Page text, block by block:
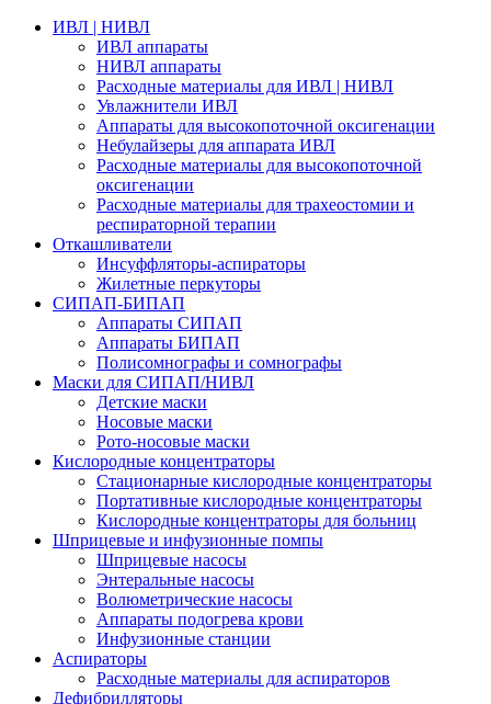
ИВЛ | НИВЛ
ИВЛ аппараты
НИВЛ аппараты
Расходные материалы для ИВЛ | НИВЛ
Увлажнители ИВЛ
Аппараты для высокопоточной оксигенации
Небулайзеры для аппарата ИВЛ
Расходные материалы для высокопоточной
оксигенации
Расходные материалы для трахеостомии и
респираторной терапии
Откашливатели
Инсуффляторы-аспираторы
Жилетные перкуторы
CИПАП-БИПАП
Аппараты СИПАП
Аппараты БИПАП
Полисомнографы и сомнографы
Маски для СИПАП/НИВЛ
Детские маски
Носовые маски
Рото-носовые маски
Кислородные концентраторы
Стационарные кислородные концентраторы
Портативные кислородные концентраторы
Кислородные концентраторы для больниц
Шприцевые и инфузионные помпы
Шприцевые насосы
Энтеральные насосы
Волюметрические насосы
Аппараты подогрева крови
Инфузионные станции
Аспираторы
Расходные материалы для аспираторов
Дефибрилляторы